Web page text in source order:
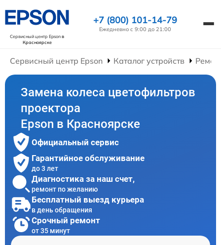
Сервисный центр Epsonв
Красноярске
+7 (800) 101-14-79
Ежедневно с 9:00 до 21:00
Сервисный центр Epson Каталог устройств
Замена колеса цветофильтров
проектора
Epson в Красноярске
Официальный сервис
Гарантийное обслуживание
до 3 лет
Диагностика за наш счет,
ремонт по желанию
Бесплатный выезд курьера
в день обращения
Срочный ремонт
от 35 минут